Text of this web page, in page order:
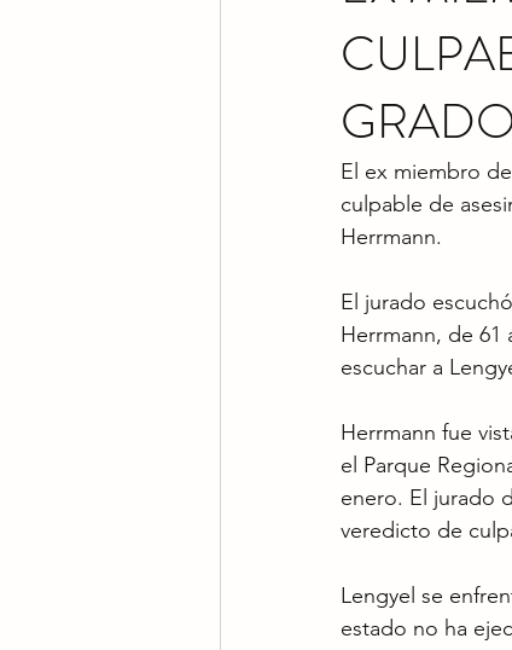
GRADO
El ex miembro
culpable de
Herrmann.
El jurado
Herrmann, de 61
escuchar a
Herrmann fue
el Parque
enero. El jurado
veredicto de
Lengyel se
estado no ha